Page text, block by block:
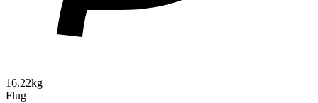
16.22kg
Flug